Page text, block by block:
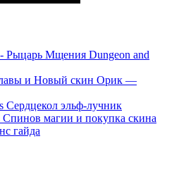
и Новый скин Орик —
магии и покупка скина
гайда